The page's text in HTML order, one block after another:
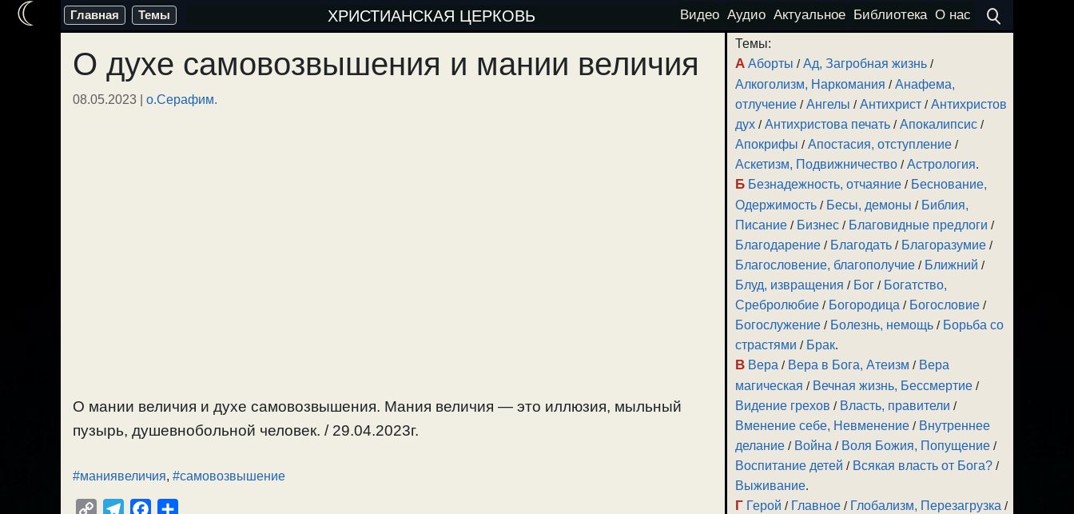
Перейти
содержимому
Главная Темы ХРИСТИАНСКАЯ ЦЕРКОВЬ Видео Аудио Актуальное Библиотека О нас
О духе самовозвышения и мании величия
08.05.2023 | о.Серафим.
О мании величия и духе самовозвышения. Мания величия — это иллюзия, мыльный
пузырь, душевнобольной человек. / 29.04.2023г.
#маниявеличия, #самовозвышение
Темы:
А Аборты /Ад, Загробная жизнь /
Алкоголизм, Наркомания /Анафема,
отлучение /Ангелы /Антихрист /Антихристов
дух /Антихристова печать /Апокалипсис /
Апокрифы /Апостасия, отступление /
Аскетизм, Подвижничество /Астрология.
Б Безнадежность, отчаяние / Беснование,
Одержимость / Бесы, демоны / Библия,
Писание / Бизнес / Благовидные предлоги /
Благодарение / Благодать / Благоразумие /
Благословение, благополучие / Ближний /
Блуд, извращения / Бог / Богатство,
Сребролюбие / Богородица / Богословие /
Богослужение / Болезнь, немощь / Борьба со
страстями / Брак.
В Вера / Вера в Бога, Атеизм / Вера
магическая / Вечная жизнь, Бессмертие /
Видение грехов / Власть, правители /
Вменение себе, Невменение / Внутреннее
делание / Война / Воля Божия, Попущение /
Воспитание детей / Всякая власть от Бога? /
Выживание.
Г Герой / Главное / Глобализм, Перезагрузка /
☾